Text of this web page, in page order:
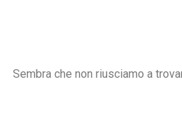
Sembra che non riusciamo a